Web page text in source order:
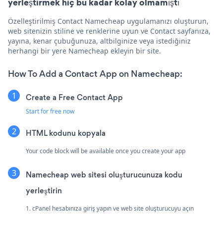
Özelleştirilmiş Contact Namecheap uygulamanızı oluşturun,
web sitenizin stiline ve renklerine uyun ve Contact sayfanıza,
yayına, kenar çubuğunuza, altbilginize veya istediğiniz
herhangi bir yere Namecheap ekleyin bir site.
How To Add a Contact App on Namecheap:
Create a Free Contact App
Start for free now
HTML kodunu kopyala
Your code block will be available once you create your app
Namecheap web sitesi oluşturucunuza kodu
yerleştirin
1. cPanel hesabınıza giriş yapın ve web site oluşturucuyu açın